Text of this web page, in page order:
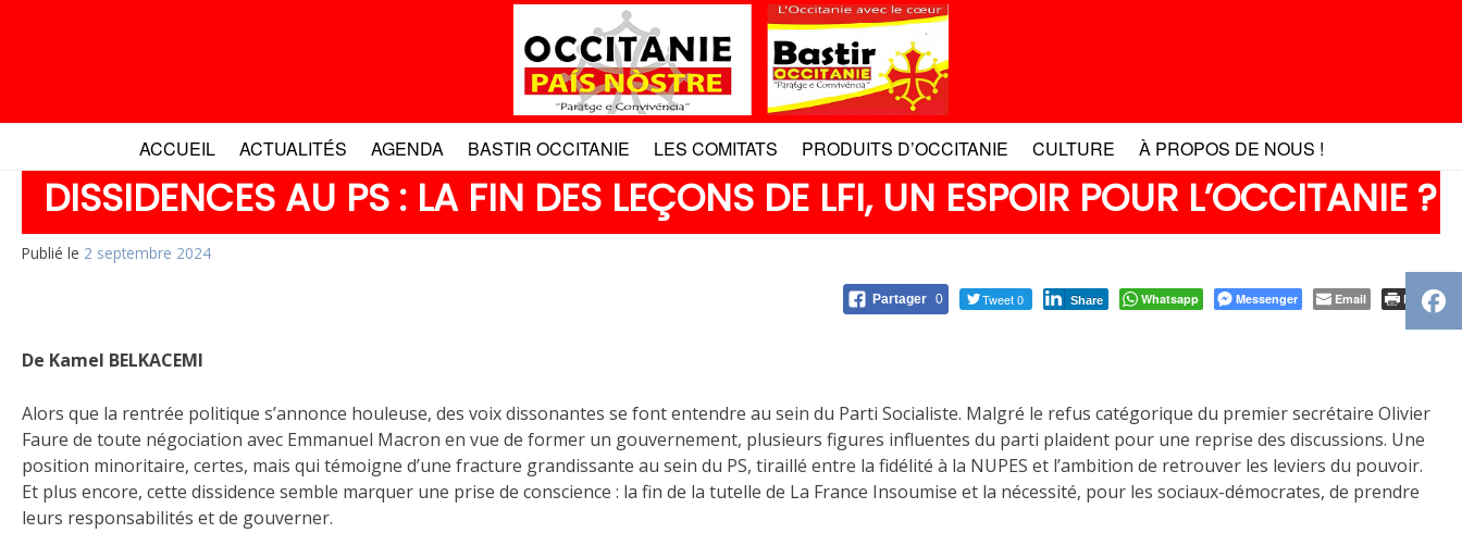
ACCUEIL ACTUALITÉS AGENDA BASTIR OCCITANIE LES COMITATS PRODUITS D’OCCITANIE CULTURE À PROPOS DE NOUS !
DISSIDENCES AU PS : LA FIN DES LEÇONS DE LFI, UN ESPOIR POUR L’OCCITANIE ?
Publié le 2 septembre 2024
Partager 0 Tweet 0 Share Whatsapp Messenger Email Print
De Kamel BELKACEMI
Alors que la rentrée politique s’annonce houleuse, des voix dissonantes se font entendre au sein du Parti Socialiste. Malgré le refus catégorique du premier secrétaire Olivier
Faure de toute négociation avec Emmanuel Macron en vue de former un gouvernement, plusieurs figures influentes du parti plaident pour une reprise des discussions. Une
position minoritaire, certes, mais qui témoigne d’une fracture grandissante au sein du PS, tiraillé entre la fidélité à la NUPES et l’ambition de retrouver les leviers du pouvoir.
Et plus encore, cette dissidence semble marquer une prise de conscience : la fin de la tutelle de La France Insoumise et la nécessité, pour les sociaux-démocrates, de prendre
leurs responsabilités et de gouverner.